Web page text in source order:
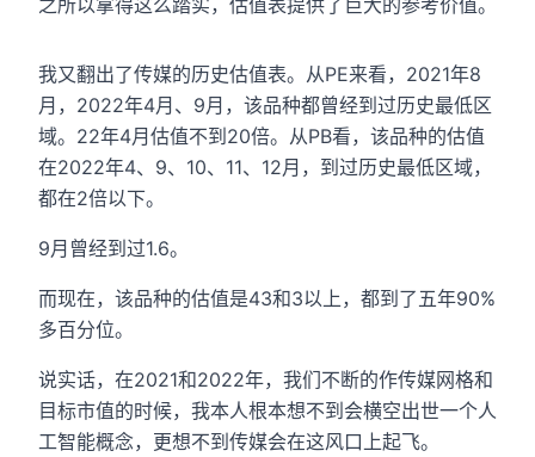
我又翻出了传媒的历史估值表。从PE来看，2021年8
月，2022年4月、9月，该品种都曾经到过历史最低区
域。22年4月估值不到20倍。从PB看，该品种的估值
在2022年4、9、10、11、12月，到过历史最低区域，
都在2倍以下。
9月曾经到过1.6。
而现在，该品种的估值是43和3以上，都到了五年90%
多百分位。
说实话，在2021和2022年，我们不断的作传媒网格和
目标市值的时候，我本人根本想不到会横空出世一个人
工智能概念，更想不到传媒会在这风口上起飞。